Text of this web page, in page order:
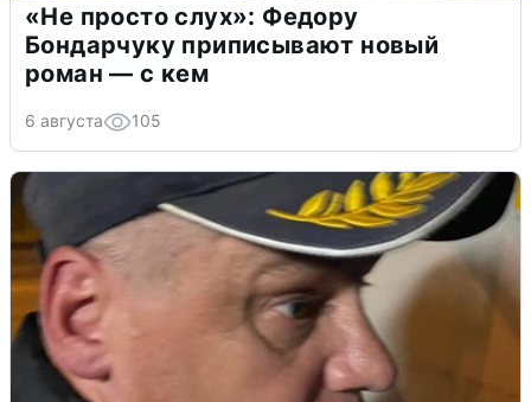
«Не просто слух»: Федору
Бондарчуку приписывают новый
роман — с кем
6 августа 105